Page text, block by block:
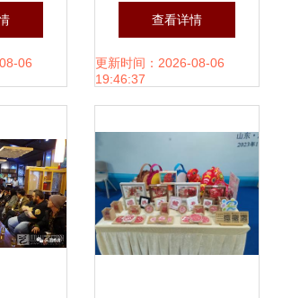
知青
西双
记
06
┋文化润疆，辽塔
续深情——辽宁省
记
查看详情
更新时间：2026-08-06
19:46:37